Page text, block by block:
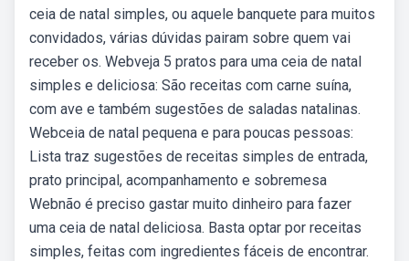
ceia de natal simples, ou aquele banquete para muitos
convidados, várias dúvidas pairam sobre quem vai
receber os. Webveja 5 pratos para uma ceia de natal
simples e deliciosa: São receitas com carne suína,
com ave e também sugestões de saladas natalinas.
Webceia de natal pequena e para poucas pessoas:
Lista traz sugestões de receitas simples de entrada,
prato principal, acompanhamento e sobremesa
Webnão é preciso gastar muito dinheiro para fazer
uma ceia de natal deliciosa. Basta optar por receitas
simples, feitas com ingredientes fáceis de encontrar.